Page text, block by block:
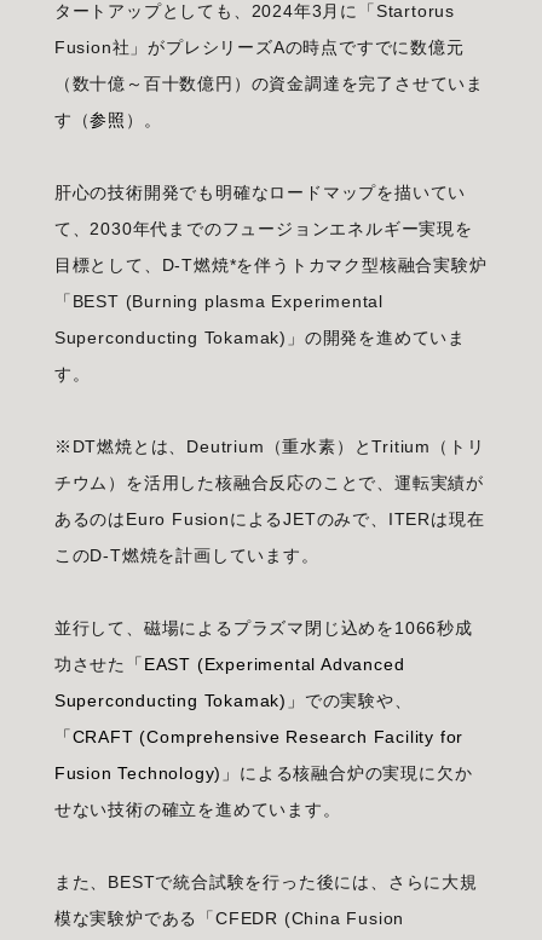
タートアップとしても、2024年3月に「Startorus
Fusion社」がプレシリーズAの時点ですでに数億元
（数十億～百十数億円）の資金調達を完了させていま
す（参照 ）。
肝心の技術開発でも明確なロードマップを描いてい
て、2030年代までのフュージョンエネルギー実現を
目標として、D-T燃焼*を伴うトカマク型核融合実験炉
「BEST (Burning plasma Experimental
Superconducting Tokamak)」の開発を進めていま
す。
※DT燃焼とは、Deutrium（重水素）とTritium（トリ
チウム）を活用した核融合反応のことで、運転実績が
あるのはEuro FusionによるJETのみで、ITERは現在
このD-T燃焼を計画しています。
並行して、磁場によるプラズマ閉じ込めを1066秒成
功させた
「EAST (Experimental Advanced
Superconducting Tokamak)」 での実験や、
「CRAFT (Comprehensive Research Facility for
Fusion Technology)」 による核融合炉の実現に欠か
せない技術の確立を進めています。
また、BESTで統合試験を行った後には、さらに大規
模な実験炉である「CFEDR (China Fusion